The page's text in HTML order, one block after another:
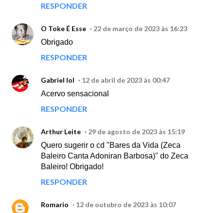
RESPONDER
O Toke É Esse
22 de março de 2023 às 16:23
Obrigado
RESPONDER
Gabriel lol
12 de abril de 2023 às 00:47
Acervo sensacional
RESPONDER
Arthur Leite
29 de agosto de 2023 às 15:19
Quero sugerir o cd "Bares da Vida (Zeca
Baleiro Canta Adoniran Barbosa)" do Zeca
Baleiro! Obrigado!
RESPONDER
Romario
12 de outubro de 2023 às 10:07